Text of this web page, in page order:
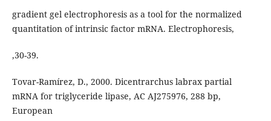
gradient gel electrophoresis as a tool for the normalized
quantitation of intrinsic factor mRNA. Electrophoresis,
,30-39.
Tovar-Ramírez, D., 2000. Dicentrarchus labrax partial
mRNA for triglyceride lipase, AC AJ275976, 288 bp,
European